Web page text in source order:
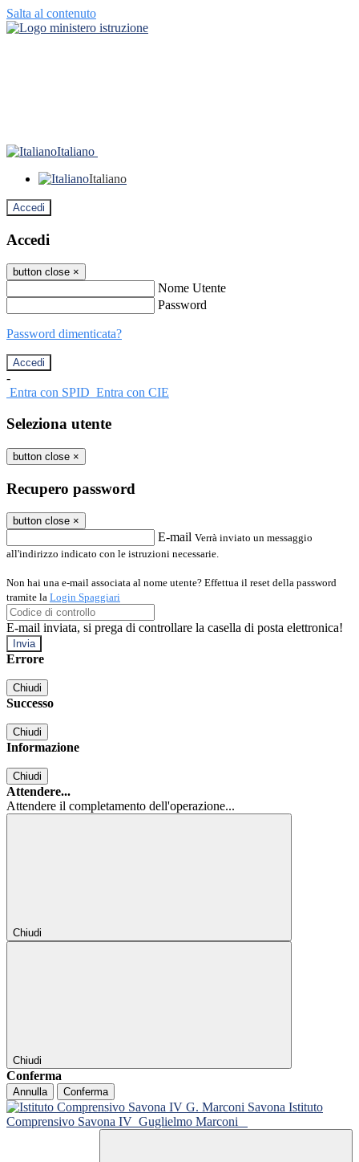
Salta al contenuto
Italiano
Italiano
Accedi
Accedi
button close ×
Nome Utente
Password
Password dimenticata?
-
Entra con SPID Entra con CIE
Seleziona utente
button close ×
Recupero password
button close ×
E-mail Verrà inviato un messaggio
all'indirizzo indicato con le istruzioni necessarie.
Non hai una e-mail associata al nome utente? Effettua il reset della password
tramite la Login Spaggiari
E-mail inviata, si prega di controllare la casella di posta elettronica!
Errore
Chiudi
Successo
Chiudi
Informazione
Chiudi
Attendere...
Attendere il completamento dell'operazione...
Chiudi
Chiudi
Conferma
Annulla Conferma
Istituto
Comprensivo Savona IV Guglielmo Marconi